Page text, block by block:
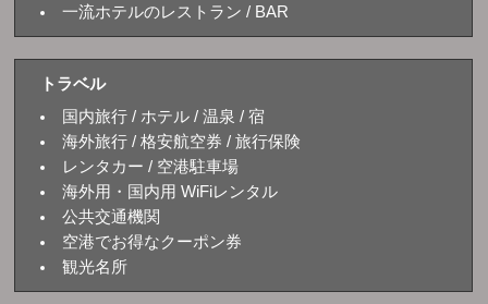
一流ホテルのレストラン / BAR
トラベル
国内旅行 / ホテル / 温泉 / 宿
海外旅行 / 格安航空券 / 旅行保険
レンタカー / 空港駐車場
海外用・国内用 WiFiレンタル
公共交通機関
空港でお得なクーポン券
観光名所